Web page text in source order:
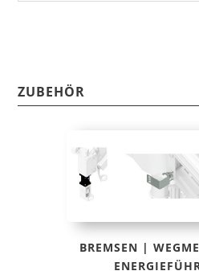
ZUBEHÖR
BREMSEN |